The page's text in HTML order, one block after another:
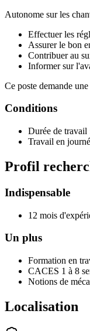
Autonome sur les
Effectuer les
Assurer le bon
Contribuer au
Informer sur
Ce poste demande une
Conditions
Durée de travail
Travail en
Profil
Indispensable
12 mois
Un plus
Formation en
CACES 1 à 8
Notions de
Localisation